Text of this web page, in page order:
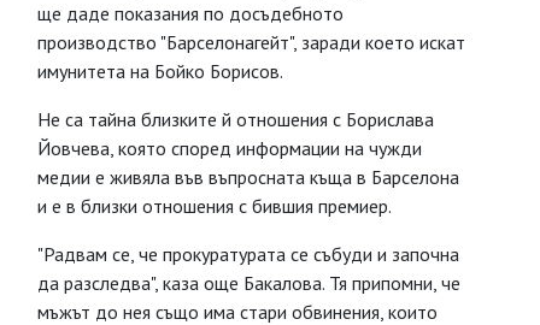
ще даде показания по досъдебното
производство "Барселонагейт", заради което искат
имунитета на Бойко Борисов.
Не са тайна близките й отношения с Борислава
Йовчева, която според информации на чужди
медии е живяла във въпросната къща в Барселона
и е в близки отношения с бившия премиер.
"Радвам се, че прокуратурата се събуди и започна
да разследва", каза още Бакалова. Тя припомни, че
мъжът до нея също има стари обвинения, които